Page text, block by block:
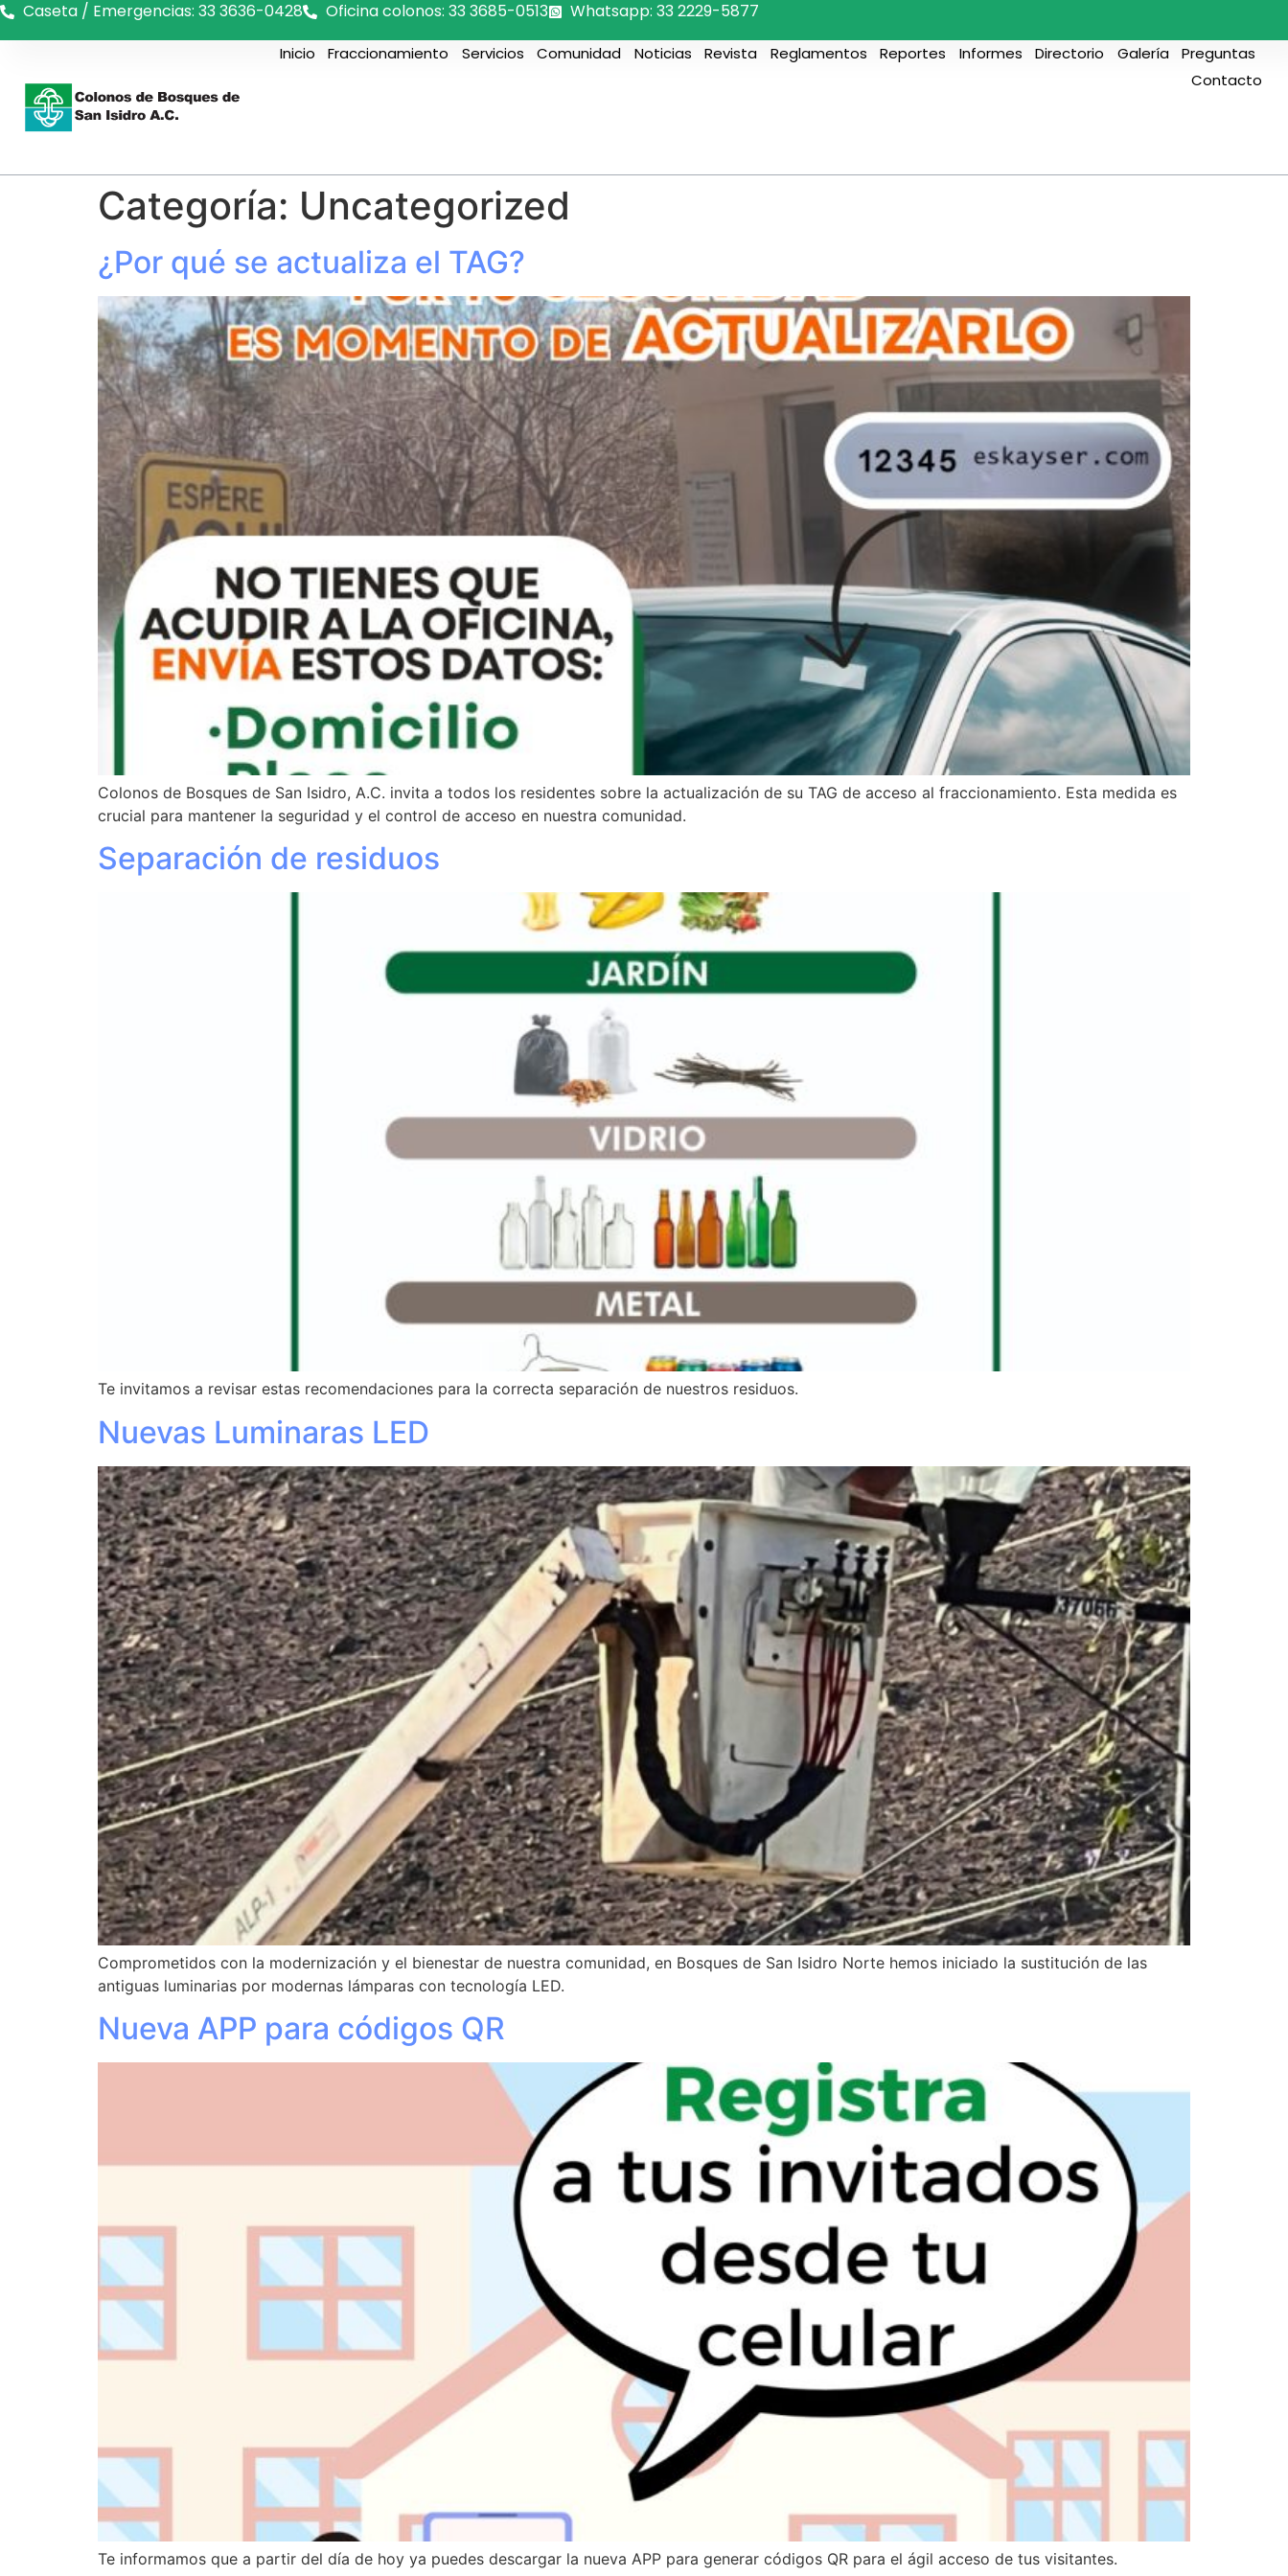
Caseta / Emergencias: 33 3636-0428 Oficina colonos: 33 3685-0513 Whatsapp: 33 2229-5877
Inicio Fraccionamiento Servicios Comunidad Noticias Revista Reglamentos Reportes Informes Directorio Galería
Preguntas
Contacto
Categoría: Uncategorized
¿Por qué se actualiza el TAG?
Colonos de Bosques de San Isidro, A.C. invita a todos los residentes sobre la actualización de su TAG de acceso al fraccionamiento. Esta medida es
crucial para mantener la seguridad y el control de acceso en nuestra comunidad.
Separación de residuos
Te invitamos a revisar estas recomendaciones para la correcta separación de nuestros residuos.
Nuevas Luminaras LED
Comprometidos con la modernización y el bienestar de nuestra comunidad, en Bosques de San Isidro Norte hemos iniciado la sustitución de las
antiguas luminarias por modernas lámparas con tecnología LED.
Nueva APP para códigos QR
Te informamos que a partir del día de hoy ya puedes descargar la nueva APP para generar códigos QR para el ágil acceso de tus visitantes.